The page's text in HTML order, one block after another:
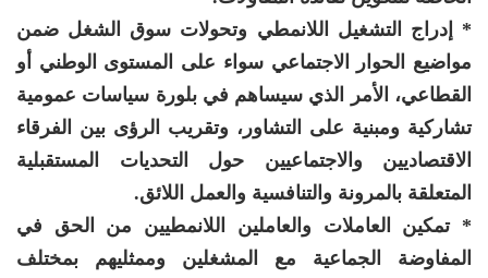
* إدراج التشغيل اللانمطي وتحولات سوق الشغل ضمن
مواضيع الحوار الاجتماعي سواء على المستوى الوطني أو
القطاعي، الأمر الذي سيساهم في بلورة سياسات عمومية
تشاركية ومبنية على التشاور، وتقريب الرؤى بين الفرقاء
الاقتصاديين والاجتماعيين حول التحديات المستقبلية
المتعلقة بالمرونة والتنافسية والعمل اللائق.
* تمكين العاملات والعاملين اللانمطيين من الحق في
المفاوضة الجماعية مع المشغلين وممثليهم بمختلف